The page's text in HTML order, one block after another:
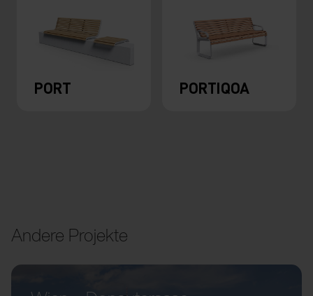
PORT PORTIQOA
Andere Projekte